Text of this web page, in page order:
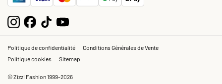
Politique de confidentialité
Conditions Générales de Vente
Politique cookies
Sitemap
© Zizzi Fashion 1999-2026